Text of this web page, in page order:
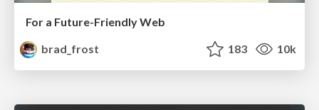
For a Future-Friendly Web
brad_frost
183 10k